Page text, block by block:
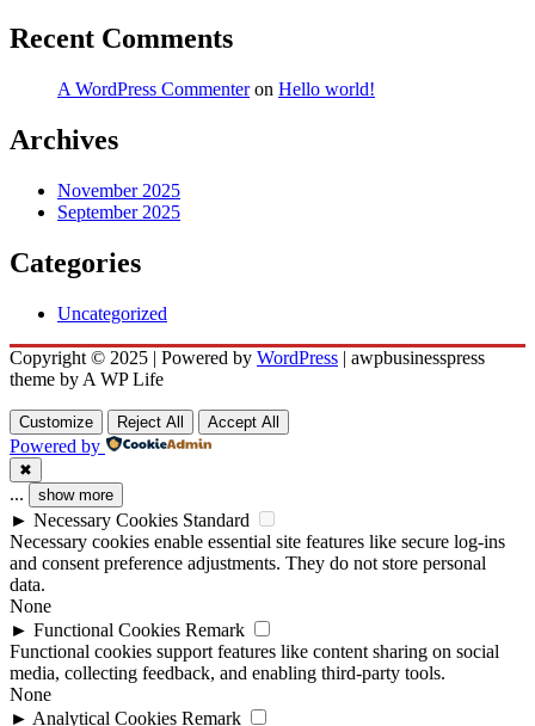
Recent Comments
A WordPress Commenteron Hello world!
Archives
November 2025
September 2025
Categories
Uncategorized
Copyright © 2025 | Powered by WordPress | awpbusinesspress
theme by A WP Life
Customize Reject All Accept All
Powered by
✖
... show more
► Necessary Cookies Standard
Necessary cookies enable essential site features like secure log-ins
and consent preference adjustments. They do not store personal
data.
None
► Functional Cookies Remark
Functional cookies support features like content sharing on social
media, collecting feedback, and enabling third-party tools.
None
► Analytical Cookies Remark